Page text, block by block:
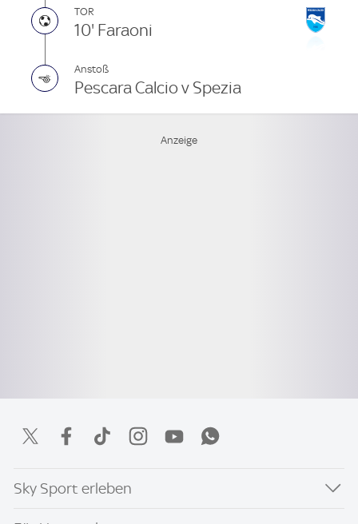
TOR
10' Faraoni
Anstoß
Pescara Calcio v Spezia
Sky Sport erleben